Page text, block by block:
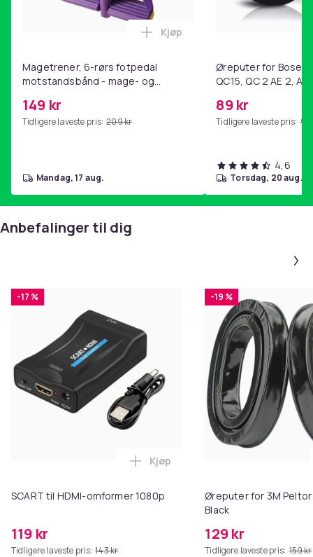
Magetrener, 6-rørs fotpedal
motstandsbånd - mage- og
hjemmegymnastikk Purple
149 kr
Tidligere laveste pris: 209 kr
Legg Magetrener, 6-rørs
Kjøp
mandag, 17 aug.
Øreputer for Bose
QC15, QC 2 AE 2, AE
89 kr
Tidligere laveste pris: 99
4,6
torsdag, 20 aug.
Anbefalinger til dig
-17 %
SCART til HDMI-omformer 1080p
119 kr
Tidligere laveste pris: 143 kr
Legg SCART til HDMI-omformer
Kjøp
-19 %
Øreputer for 3M Peltor
Black
129 kr
Tidligere laveste pris: 159 kr